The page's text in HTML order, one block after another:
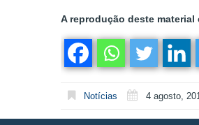
A reprodução deste
Notícias 4 agosto,